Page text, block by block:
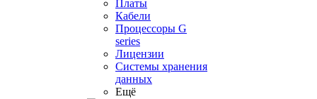
Платы
Кабели
Процессоры G
series
Лицензии
Системы хранения
данных
Ещё